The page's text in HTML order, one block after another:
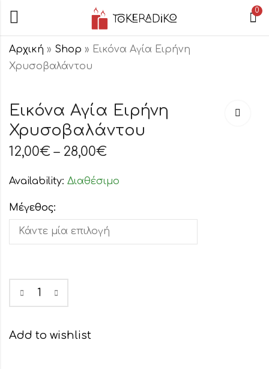
0
Αρχική » Shop » Εικόνα Αγία Ειρήνη
Χρυσοβαλάντου
Εικόνα Αγία Ειρήνη
Χρυσοβαλάντου
12,00€ – 28,00€
Availability: Διαθέσιμο
Μέγεθος:
Add to wishlist